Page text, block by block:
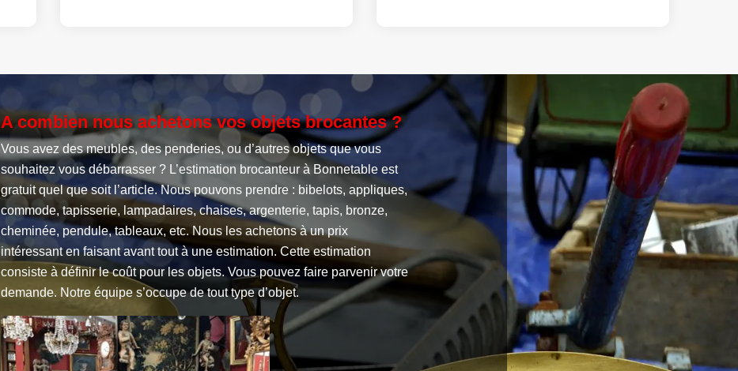
A combien nous achetons vos objets brocantes ?
Vous avez des meubles, des penderies, ou d’autres objets que vous
souhaitez vous débarrasser ? L’estimation brocanteur à Bonnetable est
gratuit quel que soit l’article. Nous pouvons prendre : bibelots, appliques,
commode, tapisserie, lampadaires, chaises, argenterie, tapis, bronze,
cheminée, pendule, tableaux, etc. Nous les achetons à un prix
intéressant en faisant avant tout à une estimation. Cette estimation
consiste à définir le coût pour les objets. Vous pouvez faire parvenir votre
demande. Notre équipe s’occupe de tout type d’objet.